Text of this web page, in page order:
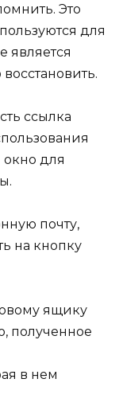
Это
для
является
ссылка
окно для
почту,
на кнопку
ящику
полученное
в нем